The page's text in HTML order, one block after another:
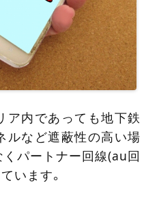
ア内であっても地下鉄
ルなど遮蔽性の高い場
くパートナー回線(au回
います。